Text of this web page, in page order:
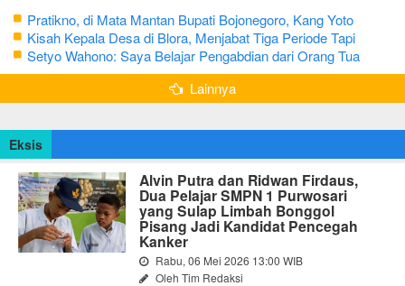
Pratikno, di Mata Mantan Bupati Bojonegoro, Kang Yoto
Kisah Kepala Desa di Blora, Menjabat Tiga Periode Tapi
Masih Hidup Sederhana
Setyo Wahono: Saya Belajar Pengabdian dari Orang Tua
Lainnya
Eksis
Alvin Putra dan Ridwan Firdaus,
Dua Pelajar SMPN 1 Purwosari
yang Sulap Limbah Bonggol
Pisang Jadi Kandidat Pencegah
Kanker
Rabu, 06 Mei 2026 13:00 WIB
Oleh Tim Redaksi